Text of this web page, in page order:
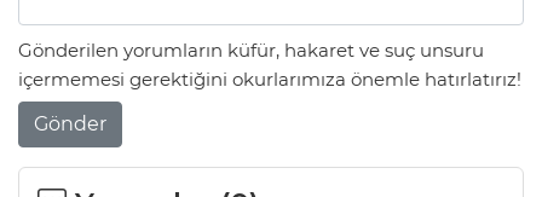
Gönderilen yorumların küfür, hakaret ve suç unsuru
içermemesi gerektiğini okurlarımıza önemle hatırlatırız!
Gönder